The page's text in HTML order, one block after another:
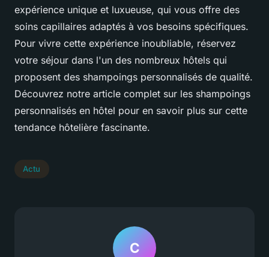
expérience unique et luxueuse, qui vous offre des
soins capillaires adaptés à vos besoins spécifiques.
Pour vivre cette expérience inoubliable, réservez
votre séjour dans l'un des nombreux hôtels qui
proposent des shampoings personnalisés de qualité.
Découvrez notre article complet sur les shampoings
personnalisés en hôtel pour en savoir plus sur cette
tendance hôtelière fascinante.
Actu
C